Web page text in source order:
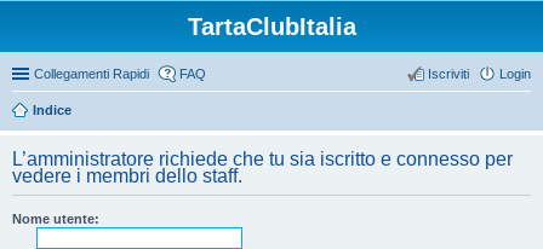
TartaClubItalia
Collegamenti Rapidi FAQ Login
Iscriviti
Indice
L’amministratore richiede che tu sia iscritto e connesso per
vedere i membri dello staff.
Nome utente: